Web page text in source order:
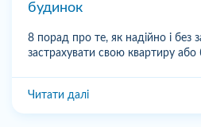
будинок
8 порад про те, як надійно і без
застрахувати свою квартиру або
Читати далі